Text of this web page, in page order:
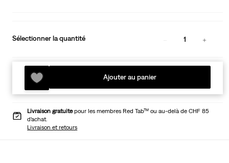
Sélectionner la quantité 1
Ajouter au panier
Livraison gratuitepour les membres Red Tab™ ou au-delà de CHF 85
d’achat.
Livraison et retours